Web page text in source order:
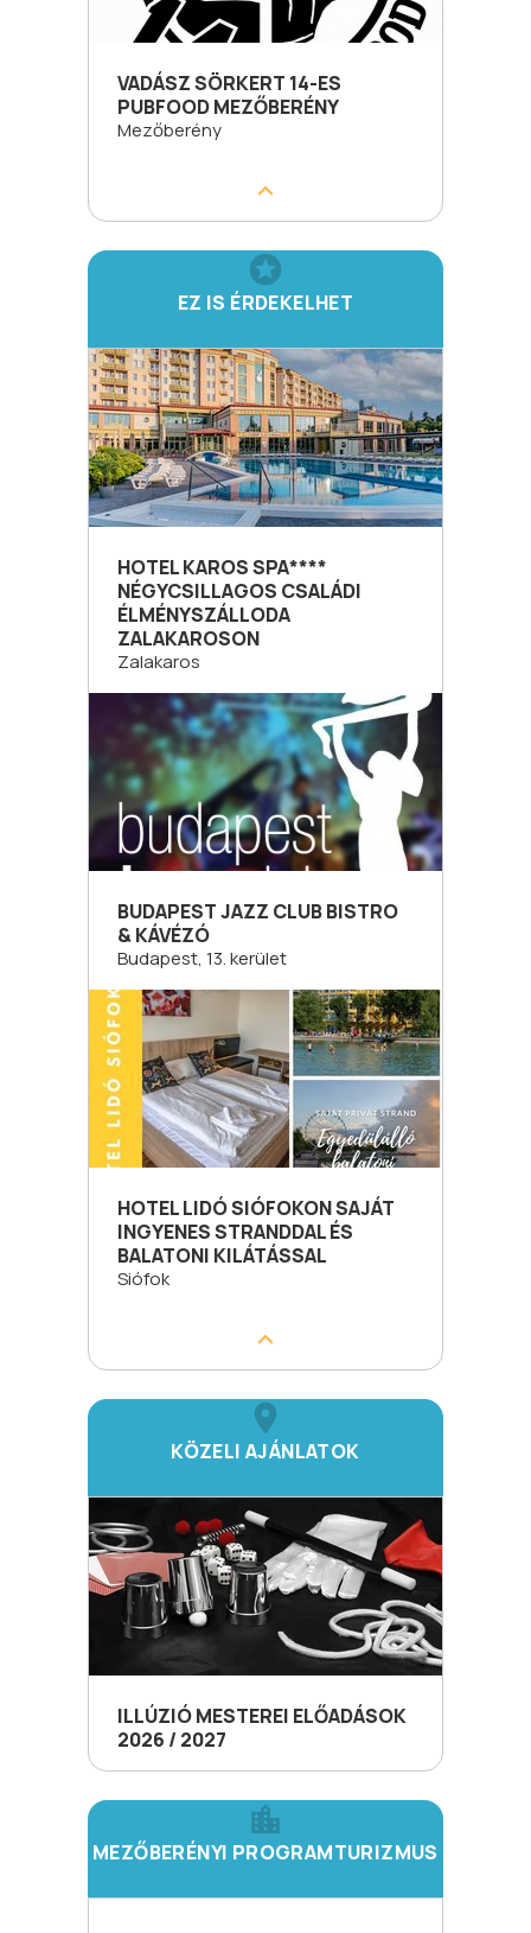
VADÁSZ SÖRKERT 14-ES
PUBFOOD MEZŐBERÉNY
Mezőberény
EZ IS ÉRDEKELHET
HOTEL KAROS SPA****
NÉGYCSILLAGOS CSALÁDI
ÉLMÉNYSZÁLLODA
ZALAKAROSON
Zalakaros
BUDAPEST JAZZ CLUB BISTRO
& KÁVÉZÓ
Budapest, 13. kerület
HOTEL LIDÓ SIÓFOKON SAJÁT
INGYENES STRANDDAL ÉS
BALATONI KILÁTÁSSAL
Siófok
KÖZELI AJÁNLATOK
ILLÚZIÓ MESTEREI ELŐADÁSOK
2026 / 2027
MEZŐBERÉNYI PROGRAMTURIZMUS